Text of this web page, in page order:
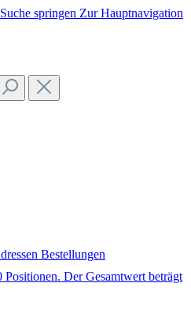
springen Zur Hauptnavigation
Bestellungen
Positionen. Der Gesamtwert beträgt